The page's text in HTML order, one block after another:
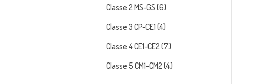
Classe 2 MS-GS (6)
Classe 3 CP-CE1 (4)
Classe 4 CE1-CE2(7)
Classe 5 CM1-CM2(4)